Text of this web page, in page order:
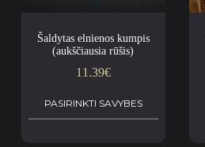
Šaldytas elnienos kumpis
(aukščiausia rūšis)
11.39€
PASIRINKTI SAVYBES